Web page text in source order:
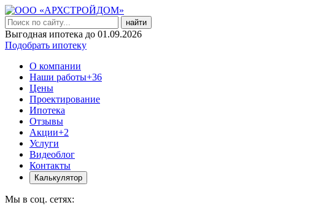
найти
Выгодная ипотека до 01.09.2026
Подобрать ипотеку
О компании
Наши работы+36
Цены
Проектирование
Ипотека
Отзывы
Акции+2
Услуги
Видеоблог
Контакты
Калькулятор
Мы в соц. сетях: